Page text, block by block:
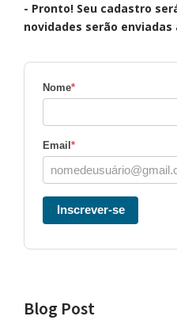
- Pronto! Seu cadastro
novidades serão enviadas
Nome*
Email *
Inscrever-se
Blog Post